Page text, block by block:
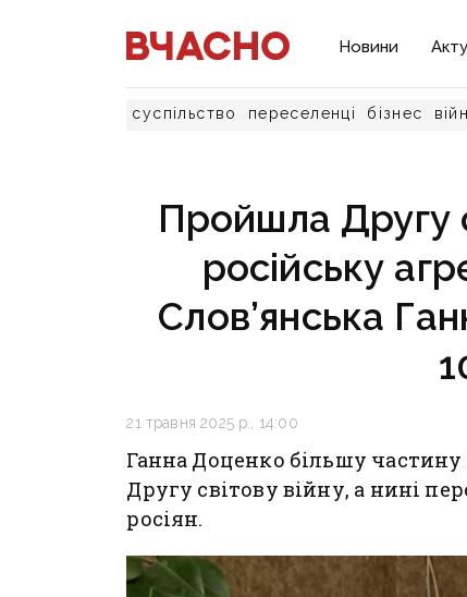
Новини
суспільство переселенці бізнес
Пройшла Другу
російську
Слов’янська
21 травня 2025 р., 14:00
Ганна Доценко більшу
Другу світову війну, а нині
росіян.